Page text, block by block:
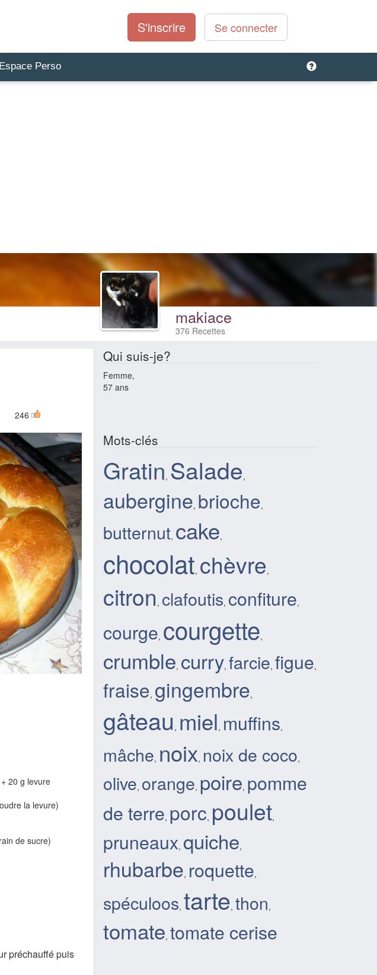
S'inscrire Se connecter
Espace Perso
makiace
376 Recettes
246
20 g levure
la levure)
de sucre)
préchauffé puis
Qui suis-je?
Femme,
57 ans
Mots-clés
Gratin, Salade,
aubergine, brioche,
butternut, cake,
chocolat, chèvre,
citron , clafoutis, confiture,
courge, courgette,
crumble, curry, farcie, figue,
fraise, gingembre,
gâteau , miel, muffins,
mâche, noix, noix de coco,
olive, orange, poire, pomme
de terre, porc, poulet,
pruneaux, quiche,
rhubarbe, roquette,
spéculoos, tarte, thon,
tomate, tomate cerise